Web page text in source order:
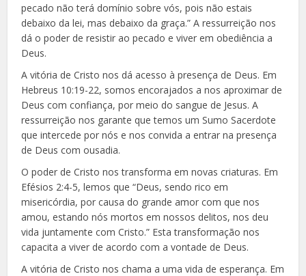
pecado não terá domínio sobre vós, pois não estais
debaixo da lei, mas debaixo da graça.” A ressurreição nos
dá o poder de resistir ao pecado e viver em obediência a
Deus.
A vitória de Cristo nos dá acesso à presença de Deus. Em
Hebreus 10:19-22, somos encorajados a nos aproximar de
Deus com confiança, por meio do sangue de Jesus. A
ressurreição nos garante que temos um Sumo Sacerdote
que intercede por nós e nos convida a entrar na presença
de Deus com ousadia.
O poder de Cristo nos transforma em novas criaturas. Em
Efésios 2:4-5, lemos que “Deus, sendo rico em
misericórdia, por causa do grande amor com que nos
amou, estando nós mortos em nossos delitos, nos deu
vida juntamente com Cristo.” Esta transformação nos
capacita a viver de acordo com a vontade de Deus.
A vitória de Cristo nos chama a uma vida de esperança. Em